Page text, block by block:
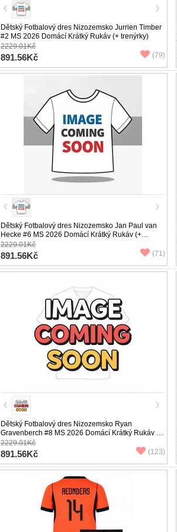
Dětský Fotbalový dres Nizozemsko Jurrien Timber
#2 MS 2026 Domácí Krátký Rukáv (+ trenýrky)
2229.01Kč
891.56Kč (79)
Dětský Fotbalový dres Nizozemsko Jan Paul van
Hecke #6 MS 2026 Domácí Krátký Rukáv (+
trenýrky)
2229.01Kč
891.56Kč (71)
Dětský Fotbalový dres Nizozemsko Ryan
Gravenberch #8 MS 2026 Domácí Krátký Rukáv (+
trenýrky)
2229.01Kč
891.56Kč (123)